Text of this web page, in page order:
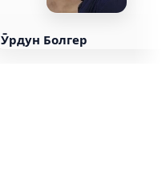
Ӯрдун Болгер